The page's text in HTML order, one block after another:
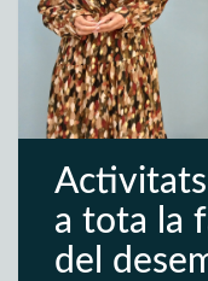
a tota la
del